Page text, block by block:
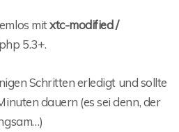
mitxtc-modified /
5.3+.
Schritten erledigt und sollte
dauern (es sei denn, der